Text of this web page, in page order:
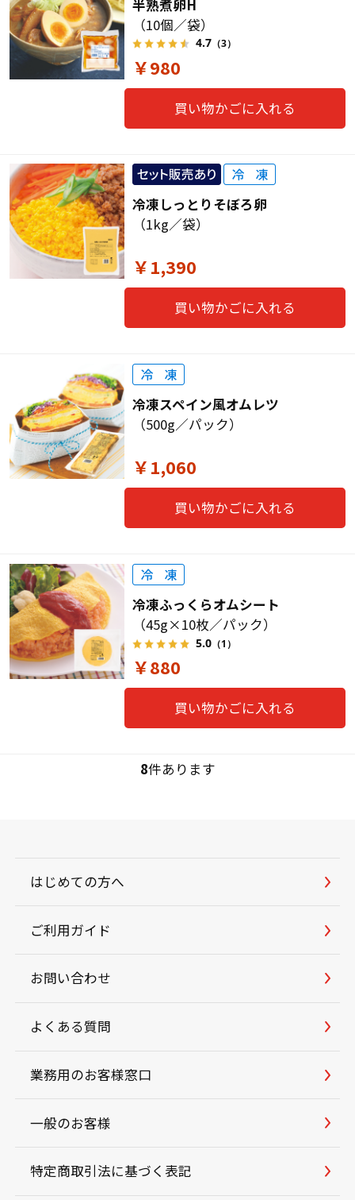
半熟煮卵H
（10個／袋）
4.7（3）
￥980
買い物かごに入れる
冷凍しっとりそぼろ卵
（1kg／袋）
￥1,390
買い物かごに入れる
冷凍スペイン風オムレツ
（500g／パック）
￥1,060
買い物かごに入れる
冷凍ふっくらオムシート
（45g×10枚／パック）
5.0（1）
￥880
買い物かごに入れる
8件あります
はじめての方へ
ご利用ガイド
お問い合わせ
よくある質問
業務用のお客様窓口
一般のお客様
特定商取引法に基づく表記